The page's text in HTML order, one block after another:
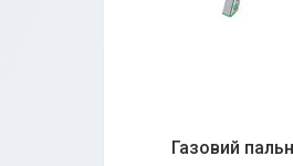
Газовий